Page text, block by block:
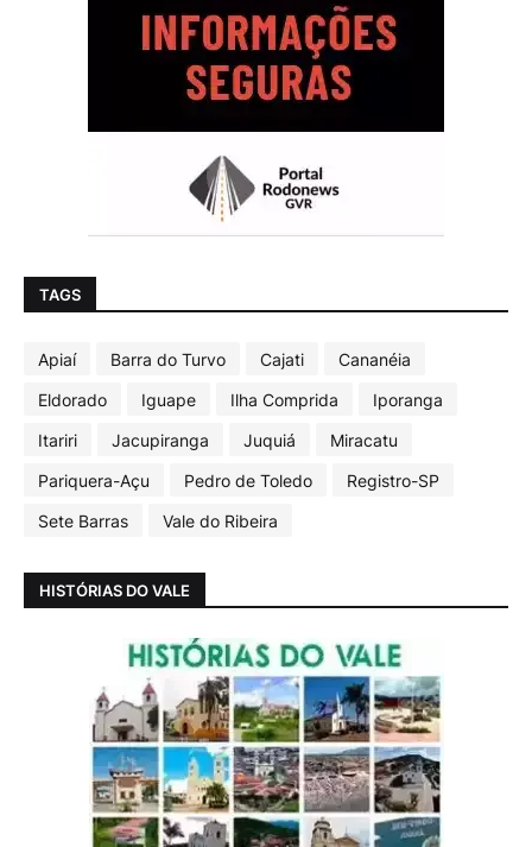
TAGS
Apiaí Barra do Turvo Cajati
Cananéia
Eldorado
Iguape Ilha Comprida
Iporanga
Itariri
Jacupiranga Juquiá
Miracatu
Pariquera-Açu
Pedro de Toledo
Registro-SP
Sete Barras
Vale do Ribeira
HISTÓRIAS DO VALE